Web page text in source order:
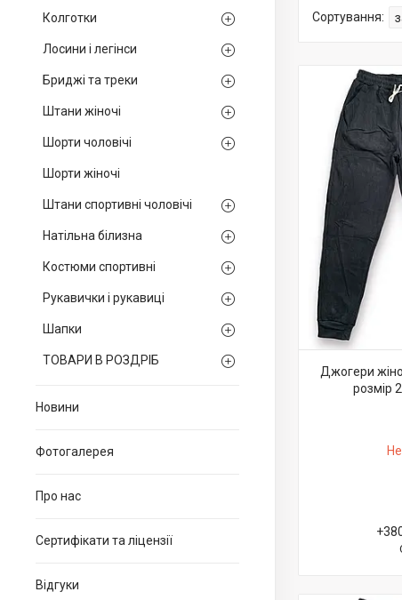
Колготки
Лосини і легінси
Бриджі та треки
Штани жіночі
Шорти чоловічі
Шорти жіночі
Штани спортивні чоловічі
Натільна білизна
Костюми спортивні
Рукавички і рукавиці
Шапки
ТОВАРИ В РОЗДРІБ
Новини
Фотогалерея
Про нас
Сертифікати та ліцензії
Відгуки
Джогери
розмір